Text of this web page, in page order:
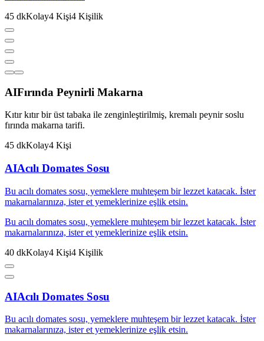
45 dkKolay4 Kişi4 Kişilik
AIFırında Peynirli Makarna
Kıtır kıtır bir üst tabaka ile zenginleştirilmiş, kremalı peynir soslu
fırında makarna tarifi.
45 dkKolay4 Kişi
AIAcılı Domates Sosu
Bu acılı domates sosu, yemeklere muhteşem bir lezzet katacak. İster
makarnalarınıza, ister et yemeklerinize eşlik etsin.
Bu acılı domates sosu, yemeklere muhteşem bir lezzet katacak. İster
makarnalarınıza, ister et yemeklerinize eşlik etsin.
40 dkKolay4 Kişi4 Kişilik
AIAcılı Domates Sosu
Bu acılı domates sosu, yemeklere muhteşem bir lezzet katacak. İster
makarnalarınıza, ister et yemeklerinize eşlik etsin.